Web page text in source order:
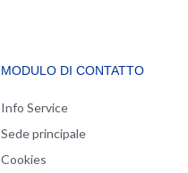
MODULO DI CONTATTO
Info Service
Sede principale
Cookies